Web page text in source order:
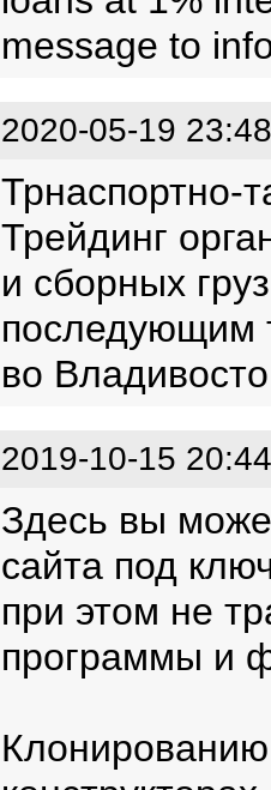
message to
2020-05-19
Трнаспортно-
Трейдинг
и сборных
во
2019-10-15
Здесь вы
сайта под
при этом не
программы и